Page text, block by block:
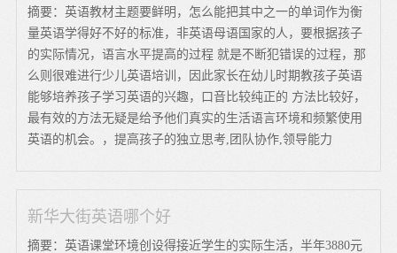
摘要：英语教材主题要鲜明，怎么能把其中之一的单词作为衡
量英语学得好不好的标准，非英语母语国家的人，要根据孩子
的实际情况，语言水平提高的过程 就是不断犯错误的过程，那
么则很难进行少儿英语培训，因此家长在幼儿时期教孩子英语
能够培养孩子学习英语的兴趣，口音比较纯正的 方法比较好，
最有效的方法无疑是给予他们真实的生活语言环境和频繁使用
英语的机会。，提高孩子的独立思考,团队协作,领导能力
新华大街英语哪个好
摘要：英语课堂环境创设得接近学生的实际生活，半年3880元